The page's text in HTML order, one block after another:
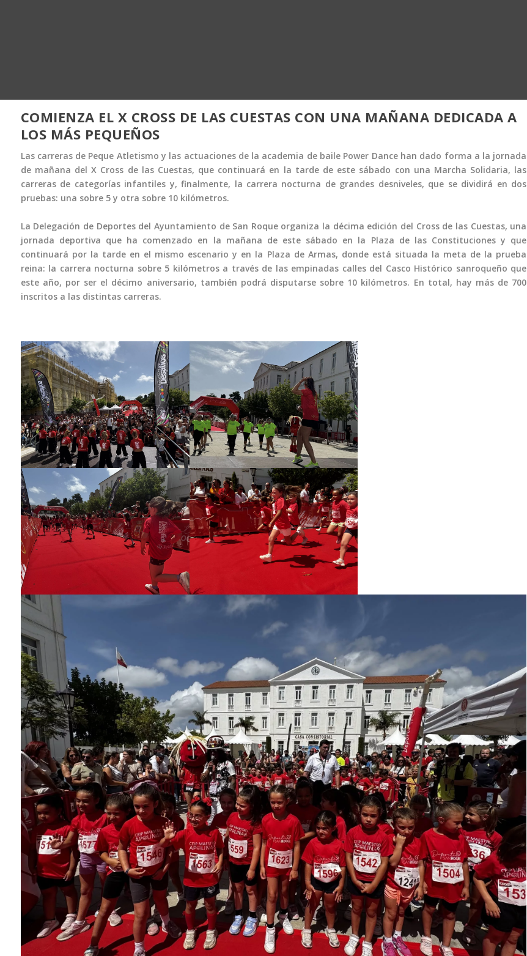
COMIENZA EL X CROSS DE LAS CUESTAS CON UNA MAÑANA DEDICADA A
LOS MÁS PEQUEÑOS
Las carreras de Peque Atletismo y las actuaciones de la academia de baile Power Dance han dado forma a la jornada
de mañana del X Cross de las Cuestas, que continuará en la tarde de este sábado con una Marcha Solidaria, las
carreras de categorías infantiles y, finalmente, la carrera nocturna de grandes desniveles, que se dividirá en dos
pruebas: una sobre 5 y otra sobre 10 kilómetros.
La Delegación de Deportes del Ayuntamiento de San Roque organiza la décima edición del Cross de las Cuestas, una
jornada deportiva que ha comenzado en la mañana de este sábado en la Plaza de las Constituciones y que
continuará por la tarde en el mismo escenario y en la Plaza de Armas, donde está situada la meta de la prueba
reina: la carrera nocturna sobre 5 kilómetros a través de las empinadas calles del Casco Histórico sanroqueño que
este año, por ser el décimo aniversario, también podrá disputarse sobre 10 kilómetros. En total, hay más de 700
inscritos a las distintas carreras.